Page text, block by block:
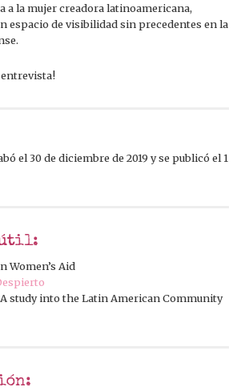
a la mujer creadora latinoamericana,
espacio de visibilidad sin precedentes en la
entrevista!
el 30 de diciembre de 2019 y se publicó el 1
útil:
Women’s Aid
study into the Latin American Community